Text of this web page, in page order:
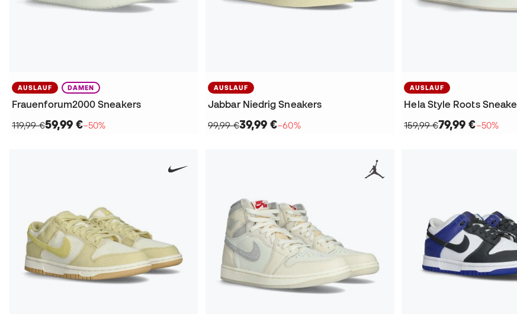
AUSLAUF DAMEN
Frauenforum2000 Sneakers
119,99 €59,99 €−50%
AUSLAUF
Jabbar Niedrig Sneakers
99,99 €39,99 €−60%
AUSLAUF
Hela Style Roots
159,99 €79,99 €−50%